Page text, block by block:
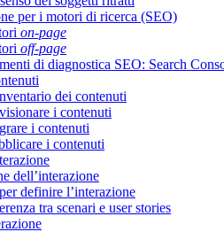
per i motori di ricerca (SEO)
on-page
off-page
di diagnostica SEO: Search
dei contenuti
i contenuti
i contenuti
i contenuti
dell’interazione
definire l’interazione
tra scenari e user stories